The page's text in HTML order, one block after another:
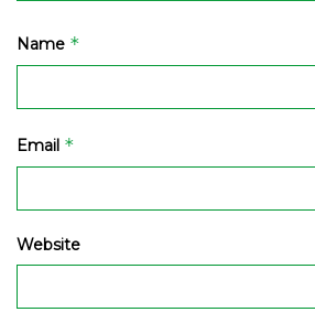
Name *
Email *
Website